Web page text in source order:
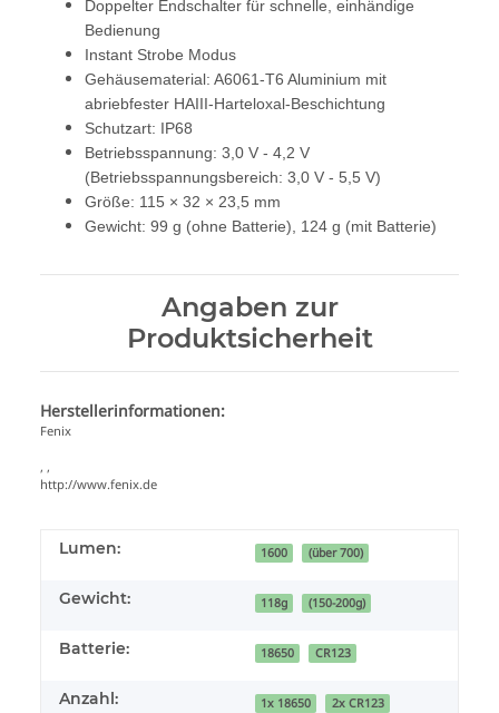
Doppelter Endschalter für schnelle, einhändige
Bedienung
Instant Strobe Modus
Gehäusematerial: A6061-T6 Aluminium mit
abriebfester HAIII-Harteloxal-Beschichtung
Schutzart: IP68
Betriebsspannung: 3,0 V - 4,2 V
(Betriebsspannungsbereich: 3,0 V - 5,5 V)
Größe: 115 × 32 × 23,5 mm
Gewicht: 99 g (ohne Batterie), 124 g (mit Batterie)
Angaben zur
Produktsicherheit
Herstellerinformationen:
Fenix
, ,
http://www.fenix.de
Lumen: 1600 (über 700)
Gewicht: 118g (150-200g)
Batterie: 18650 CR123
Anzahl: 1x 18650 2x CR123